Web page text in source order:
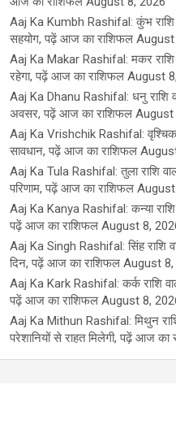
Aaj Ka Kumbh Rashifal: कुंभ राशि
सहयोग, पढ़ें आज का राशिफल August
Aaj Ka Makar Rashifal: मकर राशि
रहेगा, पढ़ें आज का राशिफल August
Aaj Ka Dhanu Rashifal: धनु राशि
अवसर, पढ़ें आज का राशिफल August
Aaj Ka Vrishchik Rashifal: वृश्चिक
सावधान, पढ़ें आज का राशिफल
Aaj Ka Tula Rashifal: तुला राशि
परिणाम, पढ़ें आज का राशिफल
Aaj Ka Kanya Rashifal: कन्या
पढ़ें आज का राशिफल August 8,
Aaj Ka Singh Rashifal: सिंह राशि
दिन, पढ़ें आज का राशिफल August 8,
Aaj Ka Kark Rashifal: कर्क राशि
पढ़ें आज का राशिफल August 8,
Aaj Ka Mithun Rashifal: मिथुन
परेशानियों से राहत मिलेगी, पढ़ें आज का